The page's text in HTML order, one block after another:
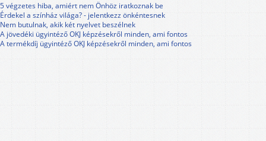
5 végzetes hiba, amiért nem Önhöz iratkoznak be
Érdekel a színház világa? - jelentkezz önkéntesnek
Nem butulnak, akik két nyelvet beszélnek
A jövedéki ügyintéző OKJ képzésekről minden, ami fontos
A termékdíj ügyintéző OKJ képzésekről minden, ami fontos